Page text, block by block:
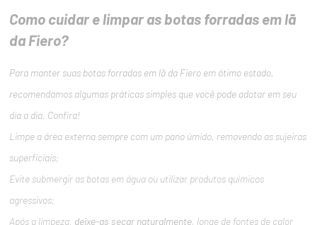
Como cuidar e limpar as botas forradas em lã
da Fiero?
Para manter suas botas forradas em lã da Fiero em ótimo estado,
recomendamos algumas práticas simples que você pode adotar em seu
dia a dia. Confira!
Limpe a área externa sempre com um pano úmido, removendo as sujeiras
superficiais;
Evite submergir as botas em água ou utilizar produtos químicos
agressivos;
Após a limpeza, deixe-as secar naturalmente, longe de fontes de calor